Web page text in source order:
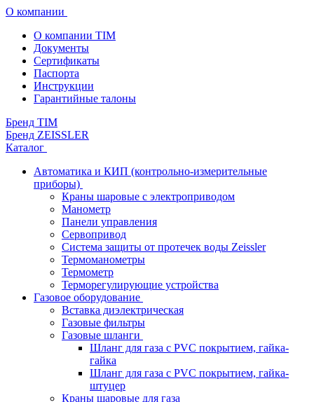
О компании
О компании TIM
Документы
Сертификаты
Паспорта
Инструкции
Гарантийные талоны
Бренд TIM
Бренд ZEISSLER
Каталог
Автоматика и КИП (контрольно-измерительные
приборы)
Краны шаровые с электроприводом
Манометр
Панели управления
Сервопривод
Система защиты от протечек воды Zeissler
Термоманометры
Термометр
Терморегулирующие устройства
Газовое оборудование
Вставка диэлектрическая
Газовые фильтры
Газовые шланги
Шланг для газа с PVC покрытием, гайка-
гайка
Шланг для газа с PVC покрытием, гайка-
штуцер
Краны шаровые для газа